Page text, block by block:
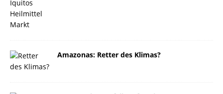
Amazonas: Retter des Klimas?